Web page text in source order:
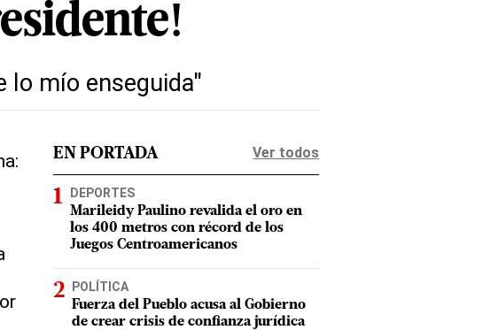
lo mío enseguida"
EN PORTADA Ver todos
DEPORTES
Marileidy Paulino revalida el oro en
los 400 metros con récord de los
Juegos Centroamericanos
POLÍTICA
Fuerza del Pueblo acusa al Gobierno
de crear crisis de confianza jurídica